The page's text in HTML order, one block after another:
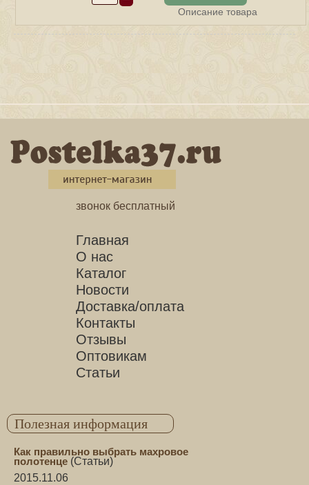
Описание товара
звонок бесплатный
Главная
О нас
Каталог
Новости
Доставка/оплата
Контакты
Отзывы
Оптовикам
Статьи
Полезная информация
Как правильно выбрать махровое
полотенце (Статьи)
2015.11.06